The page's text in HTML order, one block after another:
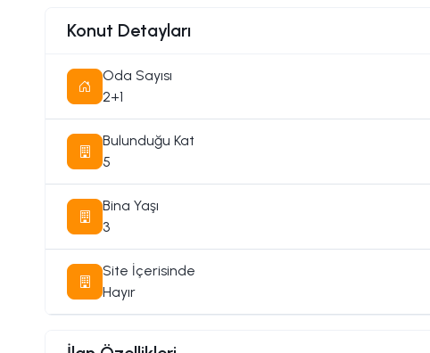
📍 Konum & Erişim
• Girne Limanı, kaleyi ve merkez: sadece 10 dk
• Kolan British Hospital: ~700 m
• Eczane, kafe, restoran: yürüme mesafesinde
🎯 Kimler İçin?
• Eğlenceli şehir hayatı ve deniz manzarasını aynı
• Tatil ruhunu her gün yaşamak isteyen profesyoneller
• Yatırım odaklı, kira geliri getirebilecek bir mülk arayanlar
Kira geliri 1000£
📞 Detaylı bilgi ve gösterim için hemen bizimle iletişime
Konut Detayları
Oda Sayısı
2+1
Bulunduğu Kat
5
Bina Yaşı
3
Site İçerisinde
Hayır